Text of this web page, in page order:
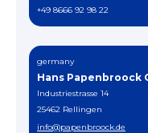
+49 8666 92 98 22
germany
Hans Papenbroock
Industriestrasse 14
25462 Rellingen
info@papenbroock.de